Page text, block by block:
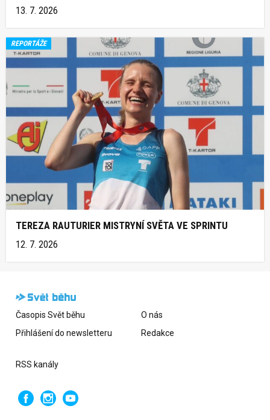
13. 7. 2026
REPORTÁŽE
TEREZA RAUTURIER MISTRYNÍ SVĚTA VE SPRINTU
12. 7. 2026
Časopis Svět běhu
Přihlášení do newsletteru
O nás
Redakce
RSS kanály